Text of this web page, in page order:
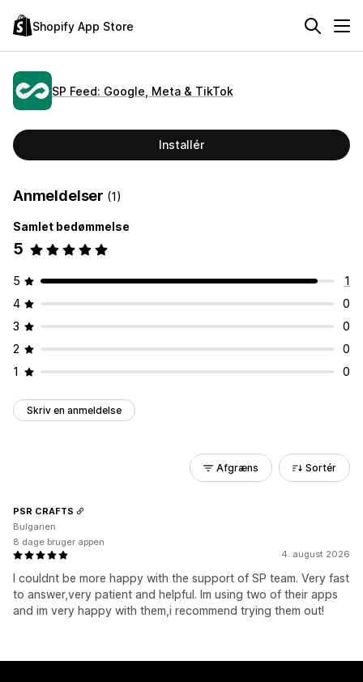
Shopify App Store
SP Feed: Google, Meta & TikTok
Installér
Anmeldelser (1)
Samlet bedømmelse
5
5
1
4
0
3
0
2
0
1
0
Skriv en anmeldelse
Afgræns Sortér
4. august 2026
I couldnt be more happy with the support of SP team. Very fast
to answer,very patient and helpful. Im using two of their apps
and im very happy with them,i recommend trying them out!
PSR CRAFTS
Bulgarien
8 dage bruger appen